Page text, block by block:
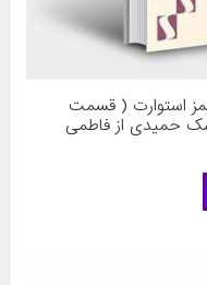
استوارت ( قسمت
حمیدی از فاطمی